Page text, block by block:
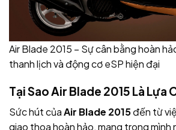
Air Blade 2015 – Sự cân bằng hoàn
thanh lịch và động cơ eSP hiện đại
Tại Sao Air Blade 2015 Là Lựa
Sức hút củaAir Blade 2015đến từ
giao thoa hoàn hảo, mang trong mình